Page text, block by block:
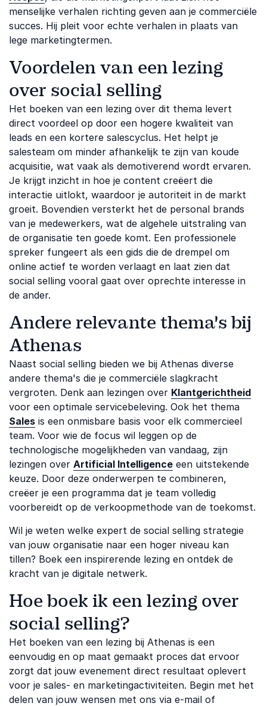
menselijke verhalen richting geven aan je commerciële
succes. Hij pleit voor echte verhalen in plaats van
lege marketingtermen.
Voordelen van een lezing
over social selling
Het boeken van een lezing over dit thema levert
direct voordeel op door een hogere kwaliteit van
leads en een kortere salescyclus. Het helpt je
salesteam om minder afhankelijk te zijn van koude
acquisitie, wat vaak als demotiverend wordt ervaren.
Je krijgt inzicht in hoe je content creëert die
interactie uitlokt, waardoor je autoriteit in de markt
groeit. Bovendien versterkt het de personal brands
van je medewerkers, wat de algehele uitstraling van
de organisatie ten goede komt. Een professionele
spreker fungeert als een gids die de drempel om
online actief te worden verlaagt en laat zien dat
social selling vooral gaat over oprechte interesse in
de ander.
Andere relevante thema's bij
Athenas
Naast social selling bieden we bij Athenas diverse
andere thema's die je commerciële slagkracht
vergroten. Denk aan lezingen over Klantgerichtheid
voor een optimale servicebeleving. Ook het thema
Sales is een onmisbare basis voor elk commercieel
team. Voor wie de focus wil leggen op de
technologische mogelijkheden van vandaag, zijn
lezingen over Artificial Intelligence een uitstekende
keuze. Door deze onderwerpen te combineren,
creëer je een programma dat je team volledig
voorbereidt op de verkoopmethode van de toekomst.
Wil je weten welke expert de social selling strategie
van jouw organisatie naar een hoger niveau kan
tillen? Boek een inspirerende lezing en ontdek de
kracht van je digitale netwerk.
Hoe boek ik een lezing over
social selling?
Het boeken van een lezing bij Athenas is een
eenvoudig en op maat gemaakt proces dat ervoor
zorgt dat jouw evenement direct resultaat oplevert
voor je sales- en marketingactiviteiten. Begin met het
delen van jouw wensen met ons via e-mail of